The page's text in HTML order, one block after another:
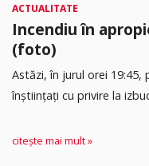
ACTUALITATE
Incendiu în
(foto)
Astăzi, în jurul orei 19:45,
înștiințați cu privire la
citește mai mult »